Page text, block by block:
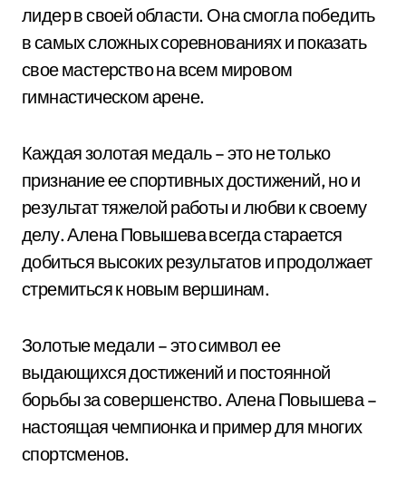
лидер в своей области. Она смогла победить
в самых сложных соревнованиях и показать
свое мастерство на всем мировом
гимнастическом арене.
Каждая золотая медаль – это не только
признание ее спортивных достижений, но и
результат тяжелой работы и любви к своему
делу. Алена Повышева всегда старается
добиться высоких результатов и продолжает
стремиться к новым вершинам.
Золотые медали – это символ ее
выдающихся достижений и постоянной
борьбы за совершенство. Алена Повышева –
настоящая чемпионка и пример для многих
спортсменов.